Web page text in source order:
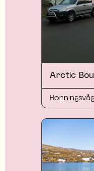
Arctic
Honningsvåg